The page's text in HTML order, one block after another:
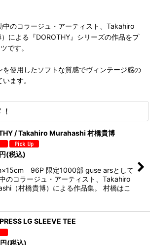
のコラージュ・アーティスト、Takahiro
による『DOROTHY』シリーズの作品をプ
です。
を使用したソフトな質感でヴィンテージ感の
ます。
/ Takahiro Murahashi 村橋貴博
円(税込)
96P 限定1000部 guse arsとして
のコラージュ・アーティスト、Takahiro
（村橋貴博）による作品集。 村橋はこ
LG SLEEVE TEE
円(税込)